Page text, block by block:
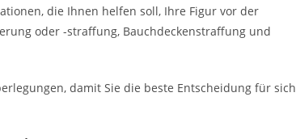
die Ihnen helfen soll, Ihre Figur vor der
oder -straffung, Bauchdeckenstraffung und
damit Sie die beste Entscheidung für sich